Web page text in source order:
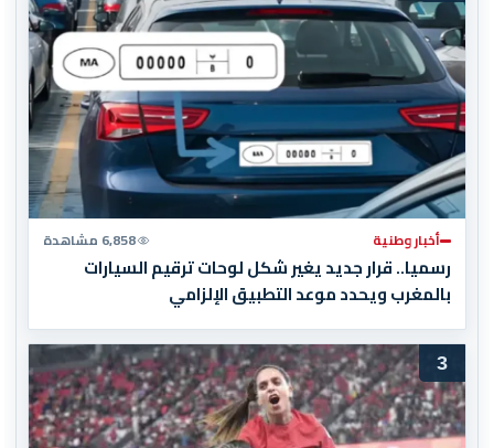
أخبار وطنية 6,858 مشاهدة
رسميا.. قرار جديد يغير شكل لوحات ترقيم السيارات
بالمغرب ويحدد موعد التطبيق الإلزامي
3